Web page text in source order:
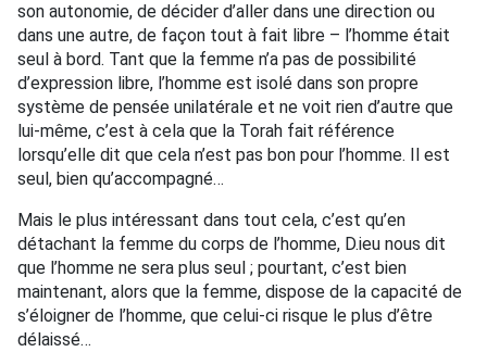
son autonomie, de décider d’aller dans une direction ou
dans une autre, de façon tout à fait libre – l’homme était
seul à bord. Tant que la femme n’a pas de possibilité
d’expression libre, l’homme est isolé dans son propre
système de pensée unilatérale et ne voit rien d’autre que
lui-même, c’est à cela que la Torah fait référence
lorsqu’elle dit que cela n’est pas bon pour l’homme. Il est
seul, bien qu’accompagné…
Mais le plus intéressant dans tout cela, c’est qu’en
détachant la femme du corps de l’homme, D.ieu nous dit
que l’homme ne sera plus seul ; pourtant, c’est bien
maintenant, alors que la femme, dispose de la capacité de
s’éloigner de l’homme, que celui-ci risque le plus d’être
délaissé…